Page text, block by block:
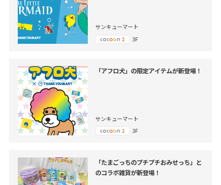
サンキューマート
3F
「アフロ犬」の限定アイテムが新登場！
サンキューマート
3F
「たまごっちのプチプチおみせっち」と
のコラボ雑貨が新登場！